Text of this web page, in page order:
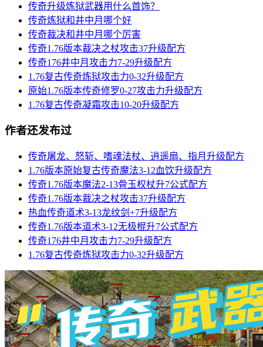
传奇升级炼狱武器用什么首饰？
传奇炼狱和井中月哪个好
传奇裁决和井中月哪个厉害
传奇1.76版本裁决之杖攻击37升级配方
传奇176井中月攻击力7-29升级配方
1.76复古传奇炼狱攻击力0-32升级配方
原始1.76版本传奇修罗0-27攻击力升级配方
1.76复古传奇凝霜攻击10-20升级配方
作者还发布过
传奇屠龙、怒斩、嗜魂法杖、逍遥扇、指月升级配方
1.76版本原始复古传奇魔法3-12血饮升级配方
传奇1.76版本魔法2-13骨玉权杖升7公式配方
传奇1.76版本裁决之杖攻击37升级配方
热血传奇道术3-13龙纹剑+7升级配方
传奇1.76版本道术3-12无极棍升7公式配方
传奇176井中月攻击力7-29升级配方
1.76复古传奇炼狱攻击力0-32升级配方